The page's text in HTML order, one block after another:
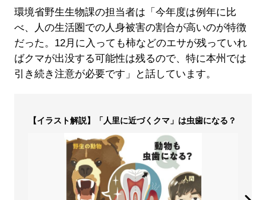
環境省野生生物課の担当者は「今年度は例年に比
べ、人の生活圏での人身被害の割合が高いのが特徴
だった。12月に入っても柿などのエサが残っていれ
ばクマが出没する可能性は残るので、特に本州では
引き続き注意が必要です」と話しています。
【イラスト解説】「人里に近づくクマ」は虫歯になる？